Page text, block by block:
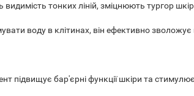
тонких ліній, зміцнюють тургор
воду в клітинах, він ефективно зволожує
підвищує бар'єрні функції шкіри та стимулює